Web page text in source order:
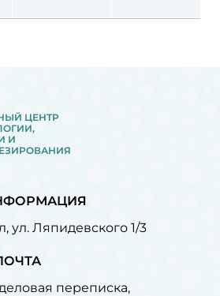
ЦЕНТР
И
ул. Ляпидевского 1/3
переписка,